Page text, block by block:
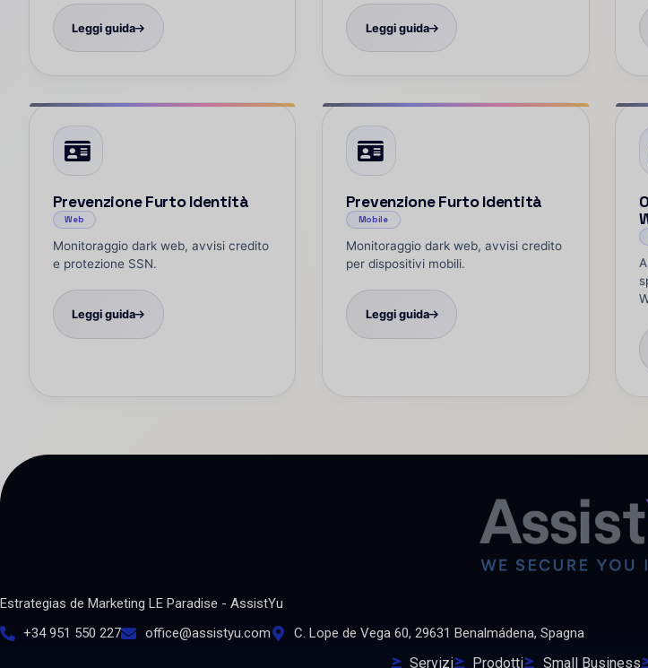
Leggi guida Leggi guida
Prevenzione Furto Identità
Web
Monitoraggio dark web, avvisi credito
e protezione SSN.
Leggi guida
Prevenzione Furto Identità
Mobile
Monitoraggio dark web, avvisi credito
per dispositivi mobili.
Leggi guida
Estrategias de Marketing LE Paradise - AssistYu
+34 951 550 227
office@assistyu.com C. Lope de Vega 60, 29631 Benalmádena, Spagna
Servizi Prodotti Small Business